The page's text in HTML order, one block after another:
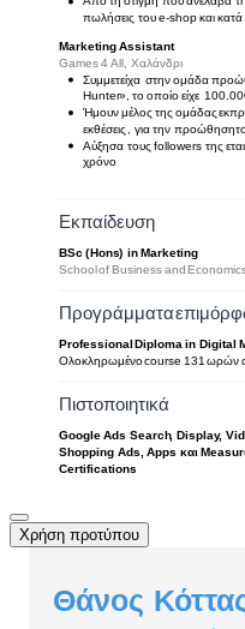
Χρήση προτύπου